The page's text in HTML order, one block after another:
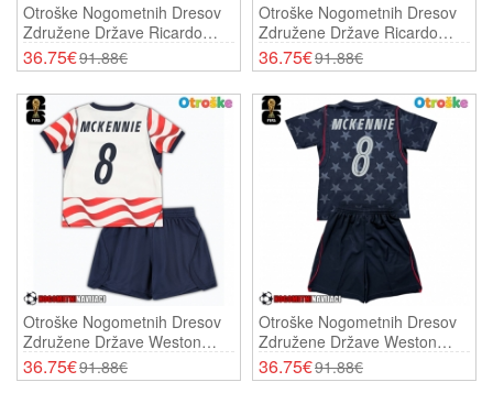
Otroške Nogometnih Dresov
Združene Države Ricardo
Pepi #9 Domači SP 2026
Kratki Rokavi (+ Hlače)
36.75€91.88€
Otroške Nogometnih Dresov
Združene Države Ricardo
Pepi #9 Gostujoči SP 2026
Kratki Rokavi (+ Hlače)
36.75€91.88€
Otroške Nogometnih Dresov
Združene Države Weston
McKennie #8 Domači SP
2026 Kratki Rokavi (+ Hlače)
36.75€91.88€
Otroške Nogometnih Dresov
Združene Države Weston
McKennie #8 Gostujoči SP
2026 Kratki Rokavi (+ Hlače)
36.75€91.88€